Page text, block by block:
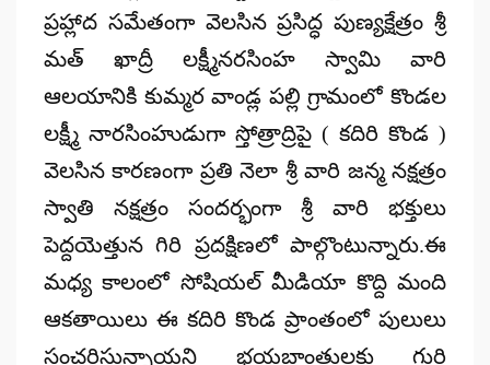
ప్రహ్లాద సమేతంగా వెలసిన ప్రసిద్ధ పుణ్యక్షేత్రం శ్రీ
మత్ ఖాద్రీ లక్ష్మీనరసింహ స్వామి వారి
ఆలయానికి కుమ్మర వాండ్ల పల్లి గ్రామంలో కొండల
లక్ష్మీ నారసింహుడుగా స్తోత్రాద్రిపై ( కదిరి కొండ )
వెలసిన కారణంగా ప్రతి నెలా శ్రీ వారి జన్మ నక్షత్రం
స్వాతి నక్షత్రం సందర్భంగా శ్రీ వారి భక్తులు
పెద్దయెత్తున గిరి ప్రదక్షిణలో పాల్గొంటున్నారు.ఈ
మధ్య కాలంలో సోషియల్ మీడియా కొద్ది మంది
ఆకతాయిలు ఈ కదిరి కొండ ప్రాంతంలో పులులు
సంచరిస్తున్నాయని భయబ్రాంతులకు గురి